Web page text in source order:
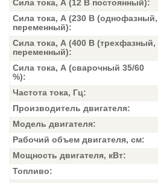
Сила тока, А (12 В постоянный):
Сила тока, А (230 В (однофазный,
переменный):
Сила тока, А (400 В (трехфазный,
переменный):
Сила тока, А (сварочный 35/60
%):
Частота тока, Гц:
Производитель двигателя:
Модель двигателя:
Рабочий объем двигателя, см:
Мощность двигателя, кВт:
Топливо: